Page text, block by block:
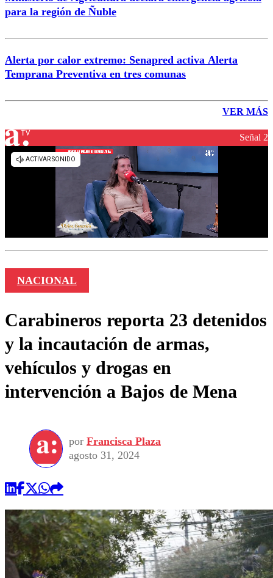
para la región de Ñuble
Alerta por calor extremo: Senapred activa Alerta
Temprana Preventiva en tres comunas
VER MÁS
Señal 2
NACIONAL
Carabineros reporta 23 detenidos
y la incautación de armas,
vehículos y drogas en
intervención a Bajos de Mena
por Francisca Plaza
agosto 31, 2024